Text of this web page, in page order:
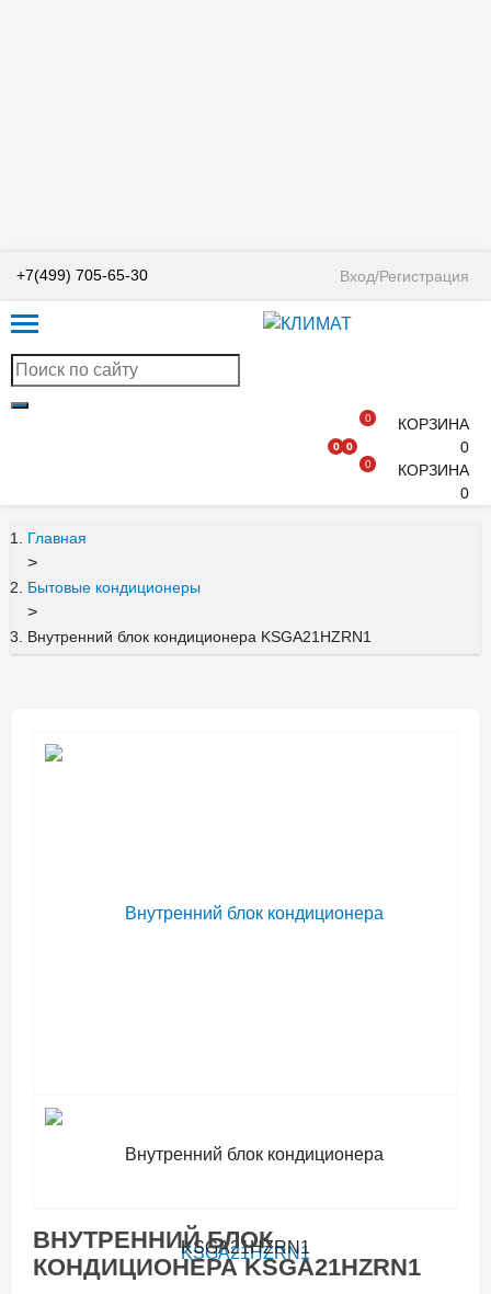
+7(499) 705-65-30 Вход/Регистрация
0 0
0
КОРЗИНА
0
0
КОРЗИНА
0
Главная
>
Бытовые кондиционеры
>
Внутренний блок кондиционера KSGA21HZRN1
ВНУТРЕННИЙ БЛОК
КОНДИЦИОНЕРА KSGA21HZRN1